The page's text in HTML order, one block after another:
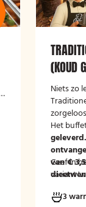
(KOUD
Niets zo
Het
geleverd.
van €
variant
Geef in
mee3